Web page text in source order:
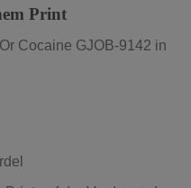
Print
Cocaine GJOB-9142 in